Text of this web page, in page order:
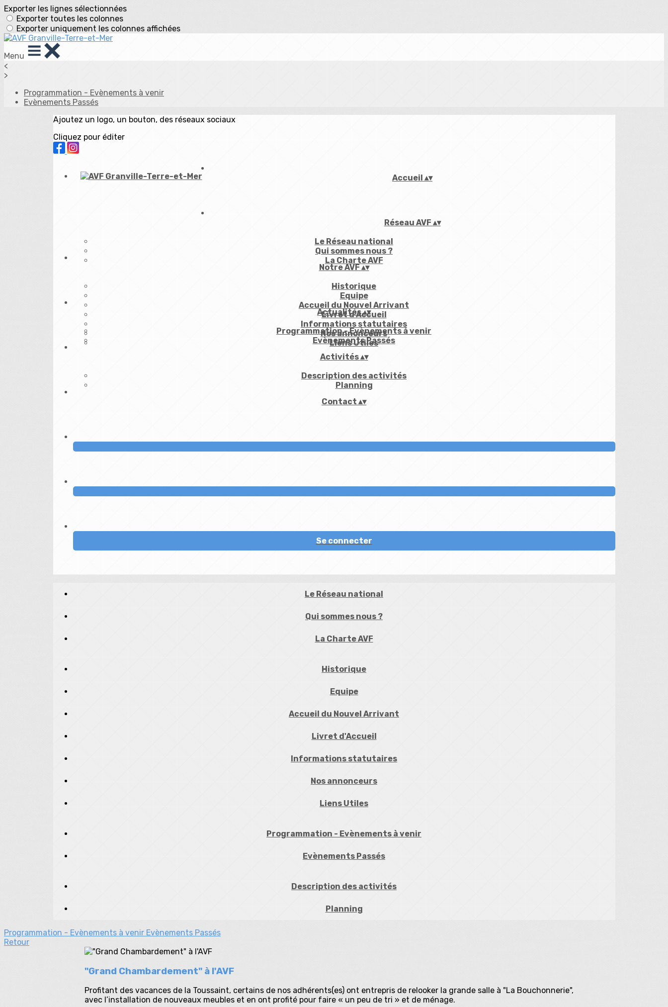
Exporter les lignes sélectionnées
Exporter toutes les colonnes
Exporter uniquement les colonnes affichées
Menu
<
>
Programmation - Evènements à venir
Evènements Passés
Ajoutez un logo, un bouton, des réseaux sociaux
Cliquez pour éditer
Accueil ▴▾
Réseau AVF ▴▾
Le Réseau national
Qui sommes nous ?
La Charte AVF
Notre AVF▴▾
Historique
Equipe
Accueil du Nouvel Arrivant
Livret d'Accueil
Informations statutaires
Nos annonceurs
Liens Utiles
Actualités▴▾
Programmation - Evènements à venir
Evènements Passés
Activités▴▾
Description des activités
Planning
Contact ▴▾
Se connecter
Le Réseau national
Qui sommes nous ?
La Charte AVF
Historique
Equipe
Accueil du Nouvel Arrivant
Livret d'Accueil
Informations statutaires
Nos annonceurs
Liens Utiles
Programmation - Evènements à venir
Evènements Passés
Description des activités
Planning
Programmation - Evènements à venir Evènements Passés
Retour
"Grand Chambardement" à l'AVF
Profitant des vacances de la Toussaint, certains de nos adhérents(es) ont entrepris de relooker la grande salle à "La Bouchonnerie",
avec l’installation de nouveaux meubles et en ont profité pour faire « un peu de tri » et de ménage.